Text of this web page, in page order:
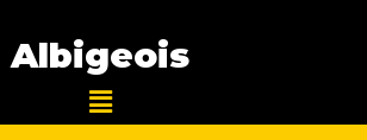
Albigeois